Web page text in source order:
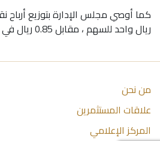
ريال واحد للسهم ، مقابل 0.85 ريال في عام 2010.
من نحن
علاقات المستثمرين
المركز الإعلامي